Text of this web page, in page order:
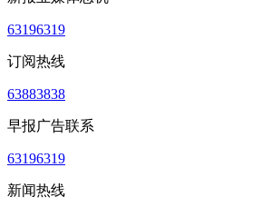
63196319
订阅热线
63883838
早报广告联系
63196319
新闻热线